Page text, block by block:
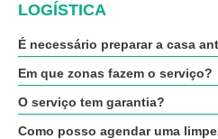
LOGÍSTICA
É necessário preparar a casa
Em que zonas fazem o serviço?
O serviço tem garantia?
Como posso agendar uma